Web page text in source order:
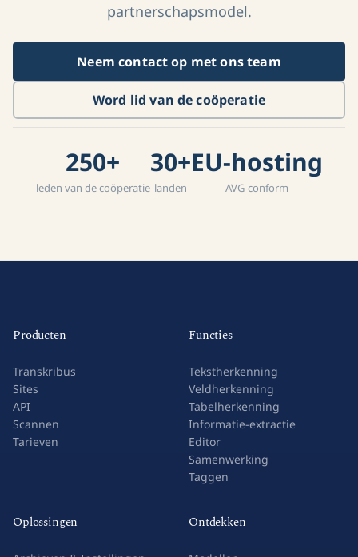
partnerschapsmodel.
Neem contact op met ons team
Word lid van de coöperatie
250+
leden van de coöperatie
30+
landen
EU-hosting
AVG-conform
Producten
Transkribus
Sites
API
Scannen
Tarieven
Functies
Tekstherkenning
Veldherkenning
Tabelherkenning
Informatie-extractie
Editor
Samenwerking
Taggen
Oplossingen Ontdekken